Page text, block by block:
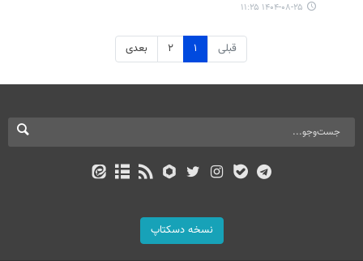
۱۴۰۴-۰۸-۲۵ ۱۱:۲۵
قبلی ۱ ۲ بعدی
نسخه دسکتاپ